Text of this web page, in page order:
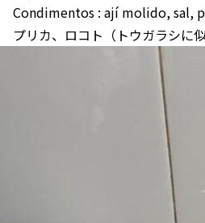
Condimentos : ají molido, sal,
プリカ、ロコト（トウガラシに似